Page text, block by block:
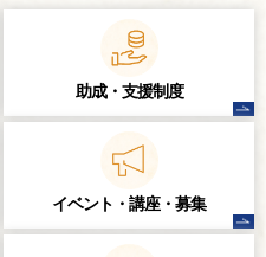
助成・支援制度
イベント・講座・ 募集